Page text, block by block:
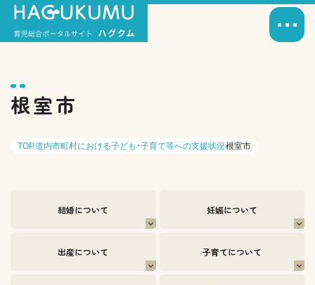
根室市
TOP道内市町村における子ども・子育て等への支援状況根室市
結婚について 妊娠について
出産について 子育てについて